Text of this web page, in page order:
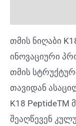
თმის ნიღაბი
ინოვაციური
თმის
თავიდან
K18
შეაღწევენ